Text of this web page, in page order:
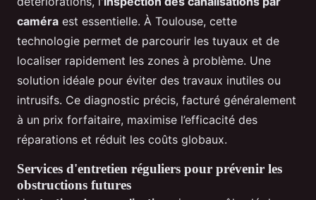
caméra est essentielle. À Toulouse, cette
technologie permet de parcourir les tuyaux et de
localiser rapidement les zones à problème. Une
solution idéale pour éviter des travaux inutiles ou
intrusifs. Ce diagnostic précis, facturé généralement
à un prix forfaitaire, maximise l’efficacité des
réparations et réduit les coûts globaux.
Services d'entretien réguliers pour prévenir les
obstructions futures